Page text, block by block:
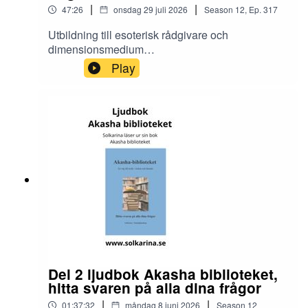
47:26 | onsdag 29 juli 2026 | Season 12, Ep. 317
Utbildning till esoterisk rådgivare och
dimensionsmedium
https://solkarina.se/produkt/dimensionell-
kunskap/Shamansk ettårig utbildning
utbildning/Donationer skickar du till 123 007 90
61 Sinnligkunskap, TACK.Solkarina
Sinnligkunskap®
//.http://www.medireiki.sehttp://www.solkarina.seh
ttp://www.sannessens.se min digitala
kursgårdInstagram:
http://www.instagram.com/iamsolkarina.seFaceb
ook: https://www.facebook.com/profile.php?
id=61573215027349Youtube:
https://www.youtube.com/@solkarinaKalender:htt
ps://solkarina.se/kalender/
Play
Del 2 ljudbok Akasha biblioteket,
hitta svaren på alla dina frågor
01:37:32 | måndag 8 juni 2026 | Season 12